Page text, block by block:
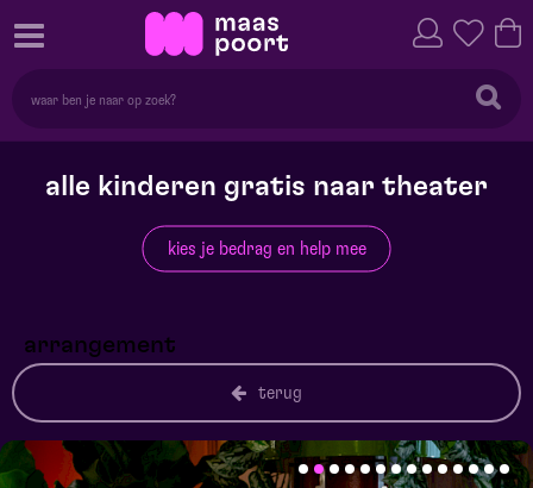
alle kinderen gratis naar theater
kies je bedrag en help mee
arrangement
terug